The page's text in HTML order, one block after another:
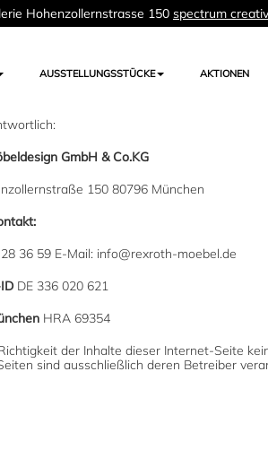
Hohenzollernstrasse 150 spectrum
AUSSTELLUNGSSTÜCKE AKTIONEN
GmbH & Co.KG
150 80796 München
36 59 E-Mail: info@rexroth-moebel.de
DE 336 020 621
HRA 69354
der Inhalte dieser Internet-Seite
sind ausschließlich deren Betreiber